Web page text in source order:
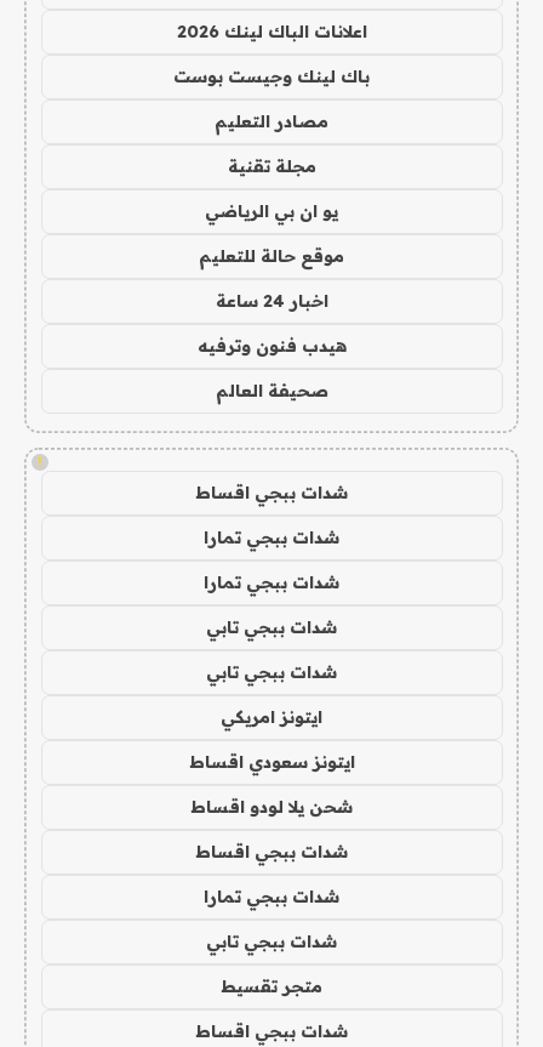
اعلانات الباك لينك 2026
باك لينك وجيست بوست
مصادر التعليم
مجلة تقنية
يو ان بي الرياضي
موقع حالة للتعليم
اخبار 24 ساعة
هيدب فنون وترفيه
صحيفة العالم
!
شدات ببجي اقساط
شدات ببجي تمارا
شدات ببجي تمارا
شدات ببجي تابي
شدات ببجي تابي
ايتونز امريكي
ايتونز سعودي اقساط
شحن يلا لودو اقساط
شدات ببجي اقساط
شدات ببجي تمارا
شدات ببجي تابي
متجر تقسيط
شدات ببجي اقساط